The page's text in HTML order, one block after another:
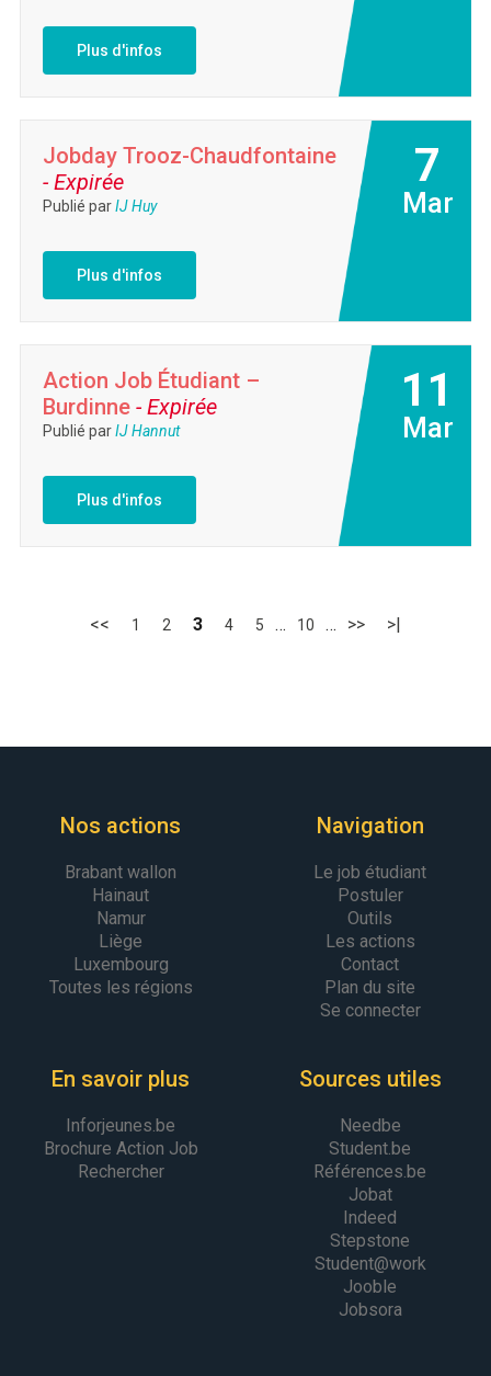
Plus d'infos
Jobday Trooz-Chaudfontaine
- Expirée
Publié par IJ Huy
Plus d'infos
7
Mar
Action Job Étudiant –
Burdinne - Expirée
Publié par IJ Hannut
Plus d'infos
11
Mar
<< 1 2 3 4 5 … 10 … >> >|
Nos actions
Brabant wallon
Hainaut
Namur
Liège
Luxembourg
Toutes les régions
Navigation
Le job étudiant
Postuler
Outils
Les actions
Contact
Plan du site
Se connecter
En savoir plus
Inforjeunes.be
Brochure Action Job
Rechercher
Sources utiles
Needbe
Student.be
Références.be
Jobat
Indeed
Stepstone
Student@work
Jooble
Jobsora